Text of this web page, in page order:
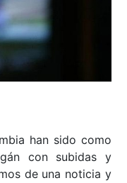
han sido como
con subidas y
de una noticia y